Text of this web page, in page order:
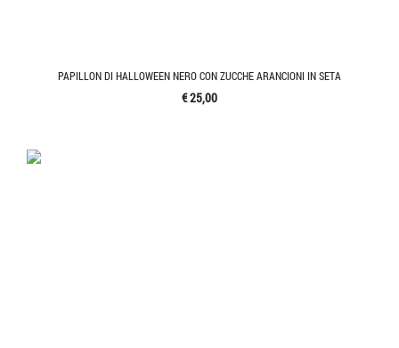
PAPILLON DI HALLOWEEN NERO CON ZUCCHE ARANCIONI IN SETA
€ 25,00